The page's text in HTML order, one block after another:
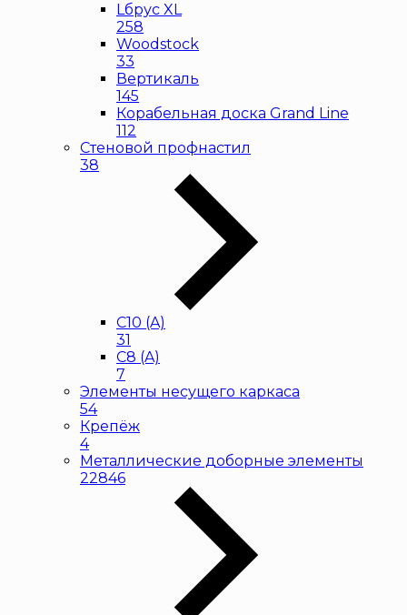
Lбрус XL
258
Woodstock
33
Вертикаль
145
Корабельная доска Grand Line
112
Стеновой профнастил
38
С10 (A)
31
С8 (A)
7
Элементы несущего каркаса
54
Крепёж
4
Металлические доборные элементы
22846